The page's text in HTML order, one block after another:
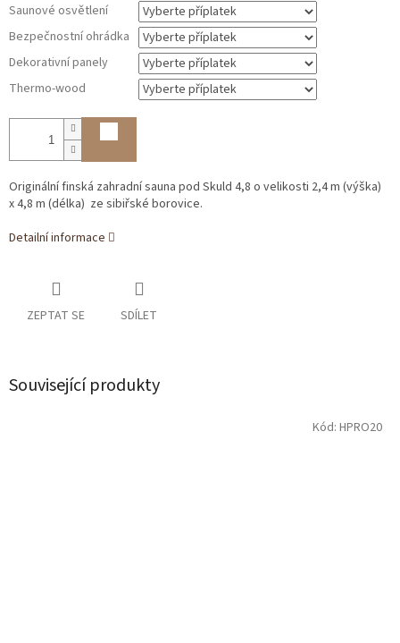
Saunové osvětlení
Bezpečnostní ohrádka
Dekorativní panely
Thermo-wood
Originální finská zahradní sauna pod Skuld 4,8 o velikosti 2,4 m (výška)
x4,8 m (délka) ze sibiřské borovice.
Detailní informace
ZEPTAT SE SDÍLET
Související produkty
Kód: HPRO20